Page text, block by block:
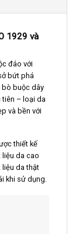
1929 và
đáo với
bứt phá
bò buộc dây
– loại da
và bền với
thiết kế
liệu da cao
liệu da thật
khi sử dụng.